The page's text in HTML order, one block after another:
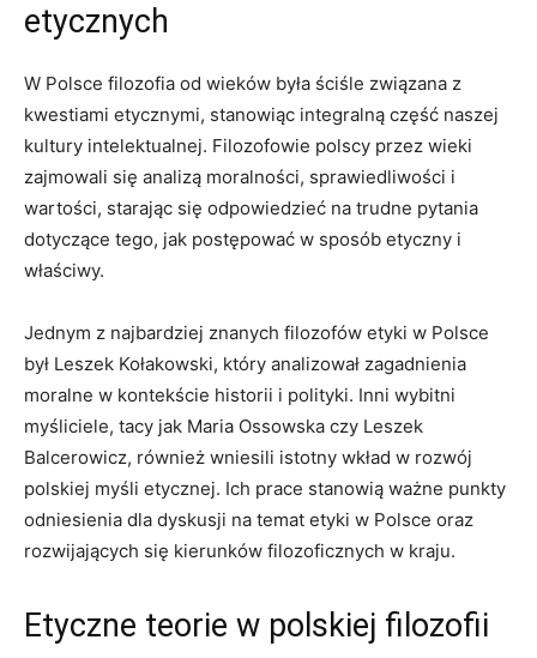
⁢etycznych
W‌ Polsce filozofia od wieków była ściśle związana z
kwestiami etycznymi, stanowiąc integralną część naszej
kultury intelektualnej. Filozofowie polscy przez​ wieki
zajmowali się analizą moralności, sprawiedliwości i⁢
wartości,⁤ starając się odpowiedzieć na trudne pytania
dotyczące⁣ tego, jak postępować w sposób etyczny i
właściwy.
Jednym‍ z najbardziej znanych⁢ filozofów etyki w Polsce
był Leszek Kołakowski, który analizował zagadnienia
moralne w kontekście historii‌ i ‌polityki. Inni wybitni
myśliciele, tacy jak Maria Ossowska czy Leszek
Balcerowicz,⁣ również wniesili istotny wkład w rozwój⁤
polskiej myśli etycznej. Ich prace⁢ stanowią ważne punkty
odniesienia dla dyskusji na temat ‍etyki w Polsce​ oraz
rozwijających⁢ się kierunków filozoficznych w ⁣kraju.
Etyczne teorie​ w polskiej filozofii